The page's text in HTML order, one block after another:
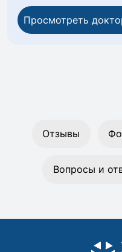
Просмотреть
Отзывы
Вопросы и